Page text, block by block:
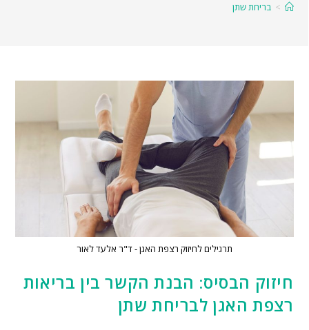
> בריחת שתן
תרגילים לחיזוק רצפת האגן - ד"ר אלעד לאור
חיזוק הבסיס: הבנת הקשר בין בריאות
רצפת האגן לבריחת שתן